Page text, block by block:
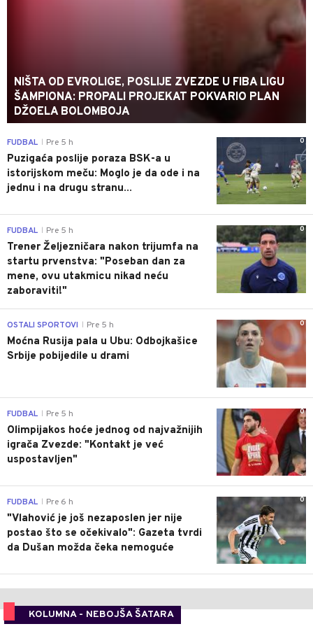
NIŠTA OD EVROLIGE, POSLIJE ZVEZDE U FIBA LIGU
ŠAMPIONA: PROPALI PROJEKAT POKVARIO PLAN
DŽOELA BOLOMBOJA
0
FUDBAL Pre 5 h
Puzigaća poslije poraza BSK-a u
istorijskom meču: Moglo je da ode i na
jednu i na drugu stranu...
0
FUDBAL Pre 5 h
Trener Željezničara nakon trijumfa na
startu prvenstva: "Poseban dan za
mene, ovu utakmicu nikad neću
zaboraviti!"
0
OSTALI SPORTOVI Pre 5 h
Moćna Rusija pala u Ubu: Odbojkašice
Srbije pobijedile u drami
0
FUDBAL Pre 5 h
Olimpijakos hoće jednog od najvažnijih
igrača Zvezde: "Kontakt je već
uspostavljen"
0
FUDBAL Pre 6 h
"Vlahović je još nezaposlen jer nije
postao što se očekivalo": Gazeta tvrdi
da Dušan možda čeka nemoguće
KOLUMNA - NEBOJŠA ŠATARA